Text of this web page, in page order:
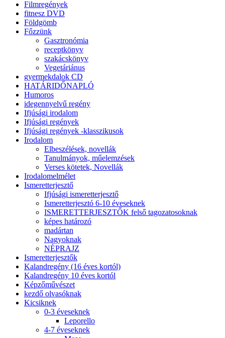
Filmregények
fitnesz DVD
Földgömb
Főzzünk
Gasztronómia
receptkönyv
szakácskönyv
Vegetáriánus
gyermekdalok CD
HATÁRIDŐNAPLÓ
Humoros
idegennyelvű regény
Ifjúsági irodalom
Ifjúsági regények
Ifjúsági regények -klasszikusok
Irodalom
Elbeszélések, novellák
Tanulmányok, műelemzések
Verses kötetek, Novellák
Irodalomelmélet
Ismeretterjesztő
Ifjúsági ismeretterjesztő
Ismeretterjesztó 6-10 éveseknek
ISMERETTERJESZTŐK felső tagozatosoknak
képes határozó
madártan
Nagyoknak
NÉPRAJZ
Ismeretterjesztők
Kalandregény (16 éves kortól)
Kalandregény 10 éves kortól
Képzőművészet
kezdő olvasóknak
Kicsiknek
0-3 éveseknek
Leporello
4-7 éveseknek